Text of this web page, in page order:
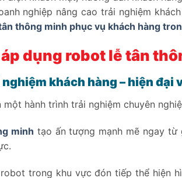
nghiệp nâng cao trải nghiệm
thông minh phục vụ khách hàng
dụng robot lễ tân
khách hàng – hiện đại
một hành trình trải nghiệm chuyên
minh tạo ấn tượng mạnh mẽ ngay
trong khu vực đón tiếp thể hiện